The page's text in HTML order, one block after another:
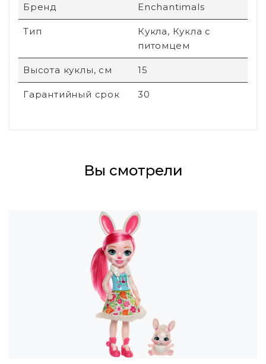
Бренд Enchantimals
Тип
Кукла, Кукла с
питомцем
Высота куклы, см 15
Гарантийный срок 30
Вы смотрели